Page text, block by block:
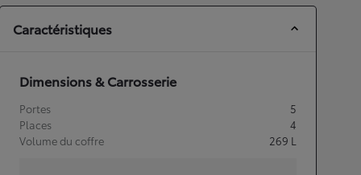
Caractéristiques
Dimensions & Carrosserie
Portes
5
Places
4
Volume du coffre
269 L